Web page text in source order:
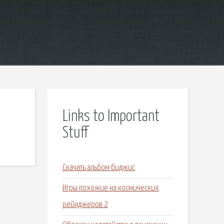
Links to Important
Stuff
Скачать альбом биджис
Игры похожие на космических
рейнджеров 2